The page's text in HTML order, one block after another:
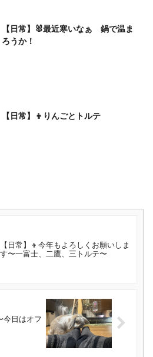
【日常】🐰最近寒いなぁ 鍋で温ま
ろうか！
【日常】👦りんごとトルテ
【日常】👦今年もよろしくお願いしま
す〜一富士、二鷹、三トルテ〜
今日はオフ